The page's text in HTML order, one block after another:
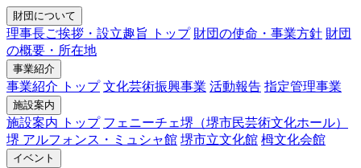
財団について
理事長ご挨拶・設立趣旨 トップ 財団の使命・事業方針 財団
の概要・所在地
事業紹介
事業紹介 トップ 文化芸術振興事業 活動報告 指定管理事業
施設案内
施設案内 トップ フェニーチェ堺（堺市民芸術文化ホール）
堺 アルフォンス・ミュシャ館 堺市立文化館 栂文化会館
イベント